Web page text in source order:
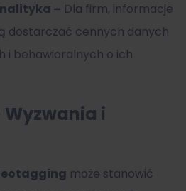
– Dla firm, informacje
dostarczać cennych danych
i behawioralnych o ich
i
może stanowić